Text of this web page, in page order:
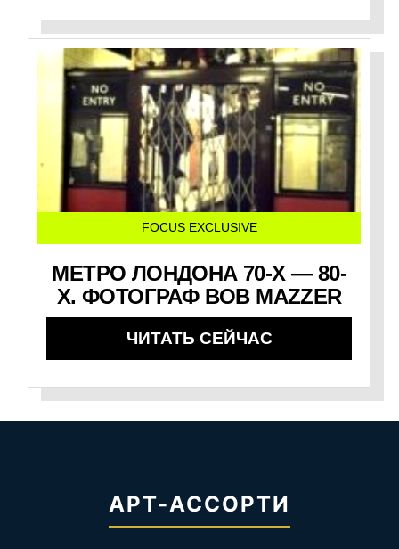
FOCUS EXCLUSIVE
МЕТРО ЛОНДОНА 70-Х — 80-
Х. ФОТОГРАФ BOB MAZZER
ЧИТАТЬ СЕЙЧАС
АРТ-АССОРТИ